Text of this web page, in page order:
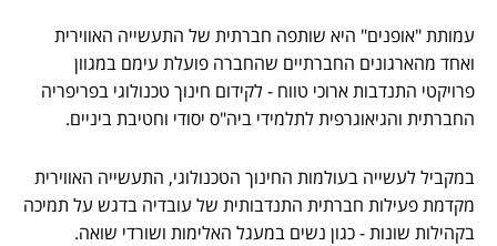
עמותת "אופנים" היא שותפה חברתית של התעשייה האווירית
ואחד מהארגונים החברתיים שהחברה פועלת עימם במגוון
פרויקטי התנדבות ארוכי טווח - לקידום חינוך טכנולוגי בפריפריה
החברתית והגיאוגרפית לתלמידי ביה"ס יסודי וחטיבת ביניים.
במקביל לעשייה בעולמות החינוך הטכנולוגי, התעשייה האווירית
מקדמת פעילות חברתית התנדבותית של עובדיה בדגש על תמיכה
בקהילות שונות - כגון נשים במעגל האלימות ושורדי שואה.